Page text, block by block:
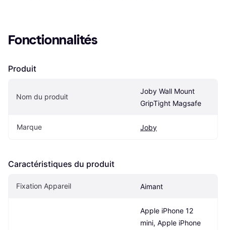
Fonctionnalités
Produit
Nom du produit
Joby Wall Mount
GripTight Magsafe
Marque Joby
Caractéristiques du produit
Fixation Appareil Aimant
Apple iPhone 12
mini, Apple iPhone